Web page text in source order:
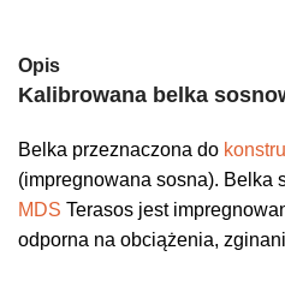
Opis
Kalibrowana belka
Belka przeznaczona do
(impregnowana sosna). Belka
MDS Terasos jest
odporna na obciążenia,